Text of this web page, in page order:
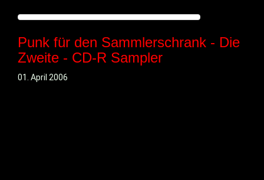
Punk für den Sammlerschrank - Die
Zweite - CD-R Sampler
01. April 2006